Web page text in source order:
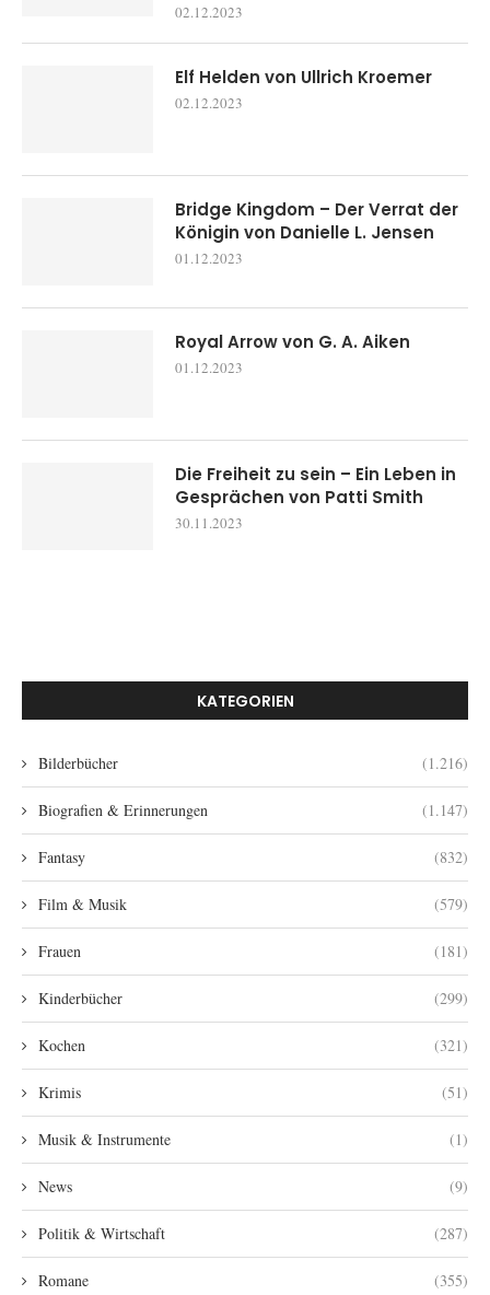
02.12.2023
Elf Helden von Ullrich Kroemer
02.12.2023
Bridge Kingdom – Der Verrat der
Königin von Danielle L. Jensen
01.12.2023
Royal Arrow von G. A. Aiken
01.12.2023
Die Freiheit zu sein – Ein Leben in
Gesprächen von Patti Smith
30.11.2023
KATEGORIEN
Bilderbücher (1.216)
Biografien & Erinnerungen (1.147)
Fantasy (832)
Film & Musik (579)
Frauen (181)
Kinderbücher (299)
Kochen (321)
Krimis (51)
Musik & Instrumente (1)
News (9)
Politik & Wirtschaft (287)
Romane (355)